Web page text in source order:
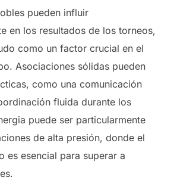
pueden influir
en los resultados de los torneos,
como un factor crucial en el
Asociaciones sólidas pueden
como una comunicación
fluida durante los
puede ser particularmente
de alta presión, donde el
es esencial para superar a